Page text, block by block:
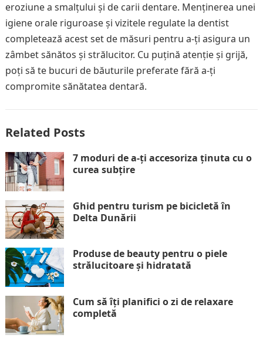
eroziune a smalțului și de carii dentare. Menținerea unei
igiene orale riguroase și vizitele regulate la dentist
completează acest set de măsuri pentru a-ți asigura un
zâmbet sănătos și strălucitor. Cu puțină atenție și grijă,
poți să te bucuri de băuturile preferate fără a-ți
compromite sănătatea dentară.
Related Posts
7 moduri de a-ți accesoriza ținuta cu o
curea subțire
Ghid pentru turism pe bicicletă în
Delta Dunării
Produse de beauty pentru o piele
strălucitoare și hidratată
Cum să îți planifici o zi de relaxare
completă